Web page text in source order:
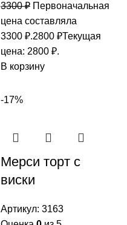
3300₽ Первоначальная
цена составляла
3300 ₽.2800 ₽Текущая
цена: 2800 ₽.
В корзину
-17%
Мерси торт с
виски
Артикул: 3163